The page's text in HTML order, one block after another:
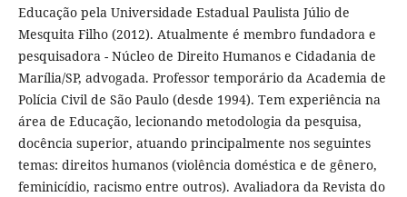
Educação pela Universidade Estadual Paulista Júlio de
Mesquita Filho (2012). Atualmente é membro fundadora e
pesquisadora - Núcleo de Direito Humanos e Cidadania de
Marília/SP, advogada. Professor temporário da Academia de
Polícia Civil de São Paulo (desde 1994). Tem experiência na
área de Educação, lecionando metodologia da pesquisa,
docência superior, atuando principalmente nos seguintes
temas: direitos humanos (violência doméstica e de gênero,
feminicídio, racismo entre outros). Avaliadora da Revista do